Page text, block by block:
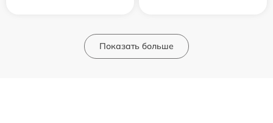
Показать больше